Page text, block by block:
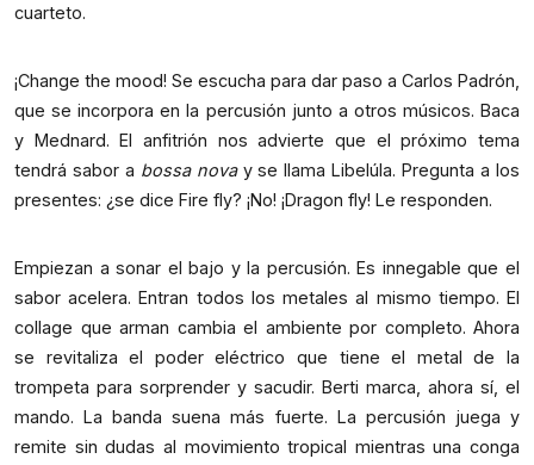
cuarteto.
¡Change the mood! Se escucha para dar paso a Carlos Padrón,
que se incorpora en la percusión junto a otros músicos. Baca
y Mednard. El anfitrión nos advierte que el próximo tema
tendrá sabor a bossa novay se llama Libelúla. Pregunta a los
presentes: ¿se dice Fire fly? ¡No! ¡Dragon fly! Le responden.
Empiezan a sonar el bajo y la percusión. Es innegable que el
sabor acelera. Entran todos los metales al mismo tiempo. El
collage que arman cambia el ambiente por completo. Ahora
se revitaliza el poder eléctrico que tiene el metal de la
trompeta para sorprender y sacudir. Berti marca, ahora sí, el
mando. La banda suena más fuerte. La percusión juega y
remite sin dudas al movimiento tropical mientras una conga